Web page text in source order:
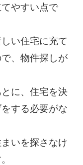
やすい点で
い住宅に充て
、物件探しが
に、住宅を決
する必要がな
いを探さなけ